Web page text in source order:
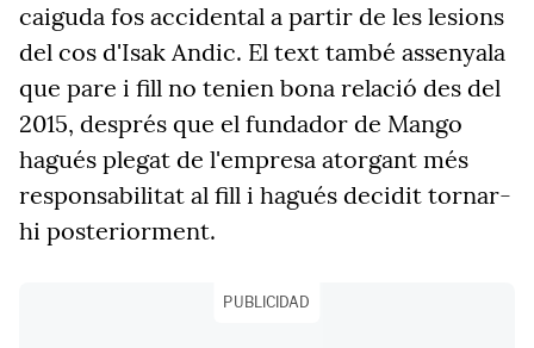
caiguda fos accidental a partir de les lesions
del cos d'Isak Andic. El text també assenyala
que pare i fill no tenien bona relació des del
2015, després que el fundador de Mango
hagués plegat de l'empresa atorgant més
responsabilitat al fill i hagués decidit tornar-
hi posteriorment.
PUBLICIDAD